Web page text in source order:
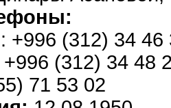
+996 (312) 34
(312) 34 48
71 53 02